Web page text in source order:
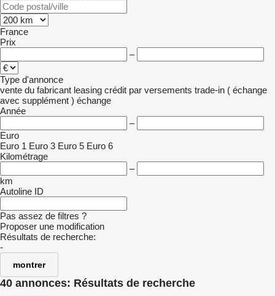
France
Prix
–
Type d'annonce
vente du fabricant leasing crédit par versements trade-in ( échange
avec supplément ) échange
Année
–
Euro
Euro 1 Euro 3 Euro 5 Euro 6
Kilométrage
–
km
Autoline ID
Pas assez de filtres ?
Proposer une modification
Résultats de recherche:
-
montrer
40 annonces: Résultats de recherche